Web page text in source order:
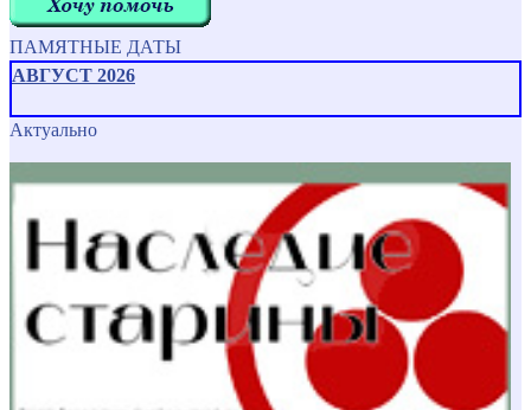
ПАМЯТНЫЕ ДАТЫ
АВГУСТ 2026
Актуально